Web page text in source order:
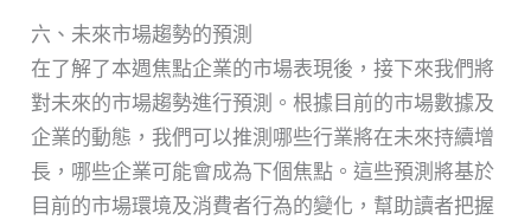
六、未來市場趨勢的預測
在了解了本週焦點企業的市場表現後，接下來我們將
對未來的市場趨勢進行預測。根據目前的市場數據及
企業的動態，我們可以推測哪些行業將在未來持續增
長，哪些企業可能會成為下個焦點。這些預測將基於
目前的市場環境及消費者行為的變化，幫助讀者把握